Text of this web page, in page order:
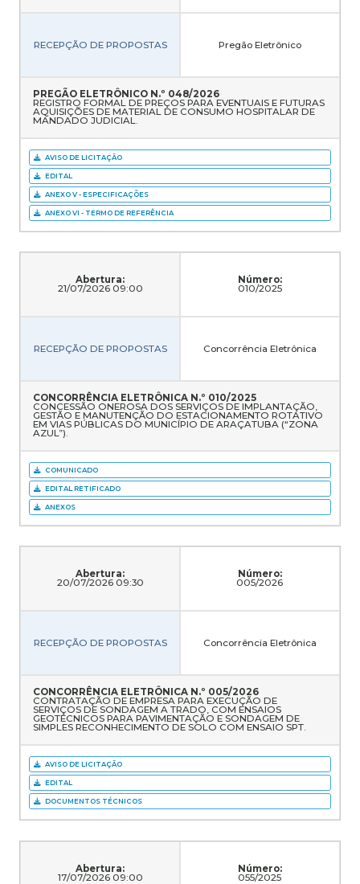
RECEPÇÃO DE PROPOSTAS Pregão Eletrônico
PREGÃO ELETRÔNICO N.º 048/2026
REGISTRO FORMAL DE PREÇOS PARA EVENTUAIS E FUTURAS
AQUISIÇÕES DE MATERIAL DE CONSUMO HOSPITALAR DE
MANDADO JUDICIAL.
AVISO DE LICITAÇÃO
EDITAL
ANEXO V - ESPECIFICAÇÕES
ANEXO VI - TERMO DE REFERÊNCIA
Abertura:
21/07/2026 09:00
Número:
010/2025
RECEPÇÃO DE PROPOSTAS Concorrência Eletrônica
CONCORRÊNCIA ELETRÔNICA N.º 010/2025
CONCESSÃO ONEROSA DOS SERVIÇOS DE IMPLANTAÇÃO,
GESTÃO E MANUTENÇÃO DO ESTACIONAMENTO ROTATIVO
EM VIAS PÚBLICAS DO MUNICÍPIO DE ARAÇATUBA (“ZONA
AZUL”).
COMUNICADO
EDITAL RETIFICADO
ANEXOS
Abertura:
20/07/2026 09:30
Número:
005/2026
RECEPÇÃO DE PROPOSTAS Concorrência Eletrônica
CONCORRÊNCIA ELETRÔNICA N.º 005/2026
CONTRATAÇÃO DE EMPRESA PARA EXECUÇÃO DE
SERVIÇOS DE SONDAGEM A TRADO, COM ENSAIOS
GEOTÉCNICOS PARA PAVIMENTAÇÃO E SONDAGEM DE
SIMPLES RECONHECIMENTO DE SOLO COM ENSAIO SPT.
AVISO DE LICITAÇÃO
EDITAL
DOCUMENTOS TÉCNICOS
Abertura:
17/07/2026 09:00
Número:
055/2025